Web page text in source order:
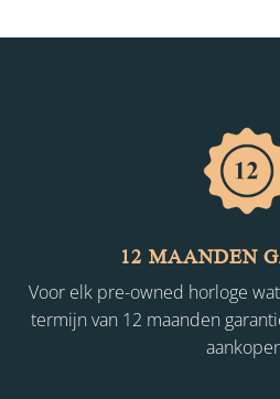
12 MAANDEN
Voor elk pre-owned horloge
termijn van 12 maanden